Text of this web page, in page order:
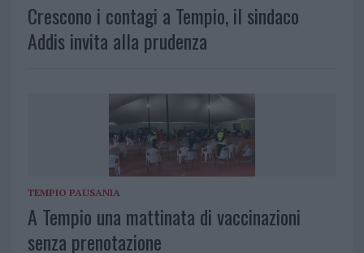
Crescono i contagi a Tempio, il sindaco
Addis invita alla prudenza
TEMPIO PAUSANIA
A Tempio una mattinata di vaccinazioni
senza prenotazione